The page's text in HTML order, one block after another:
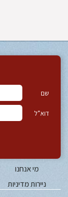
שם
דוא”ל
מי אנחנו
ניירות מדיניות